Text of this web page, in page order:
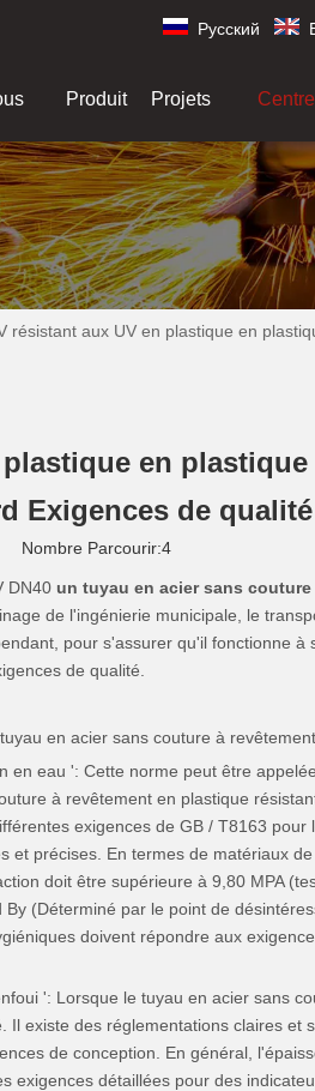
Pусский
Produit Projets
résistant aux UV en plastique en
en
Exigences de qualité
Nombre Parcourir:4
DN40 un tuyau en acier sans couture
de l'ingénierie municipale, le
pour s'assurer qu'il fonctionne
de qualité.
en acier sans couture à
eau ': Cette norme peut être
à revêtement en plastique
exigences de GB / T8163
précises. En termes de matériaux
doit être supérieure à 9,80 MPA
(Déterminé par le point de
doivent répondre aux
': Lorsque le tuyau en acier sans
existe des réglementations claires
de conception. En général,
détaillées pour des